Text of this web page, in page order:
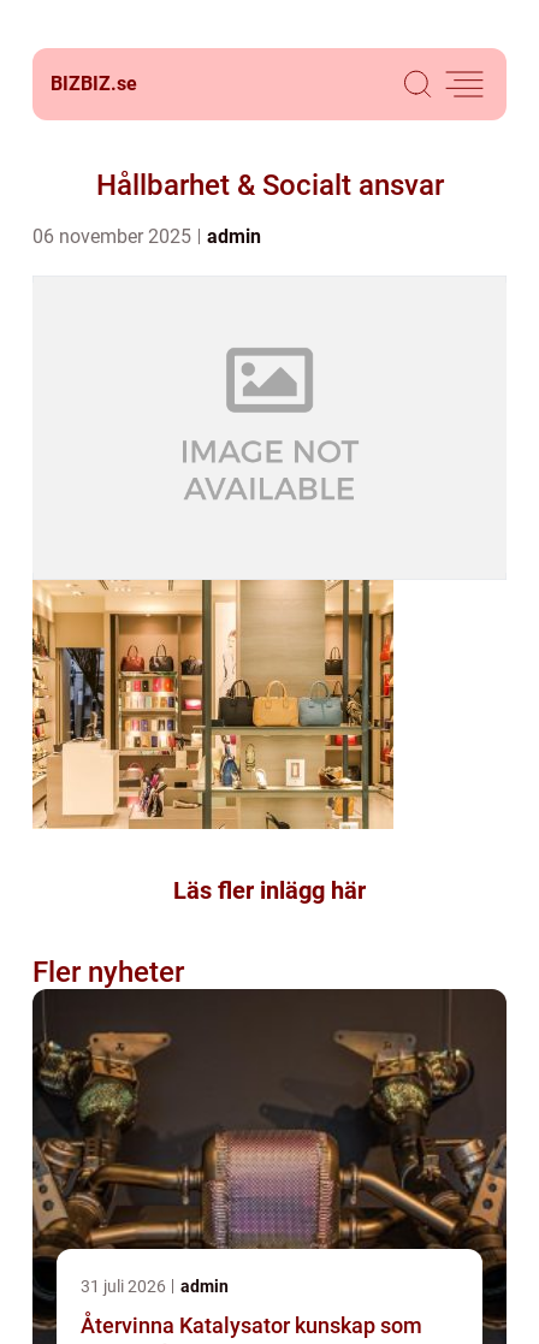
BIZBIZ.se
Hållbarhet & Socialt ansvar
06 november 2025 admin
Läs fler inlägg här
Fler nyheter
31 juli 2026 admin
Återvinna Katalysator kunskap som